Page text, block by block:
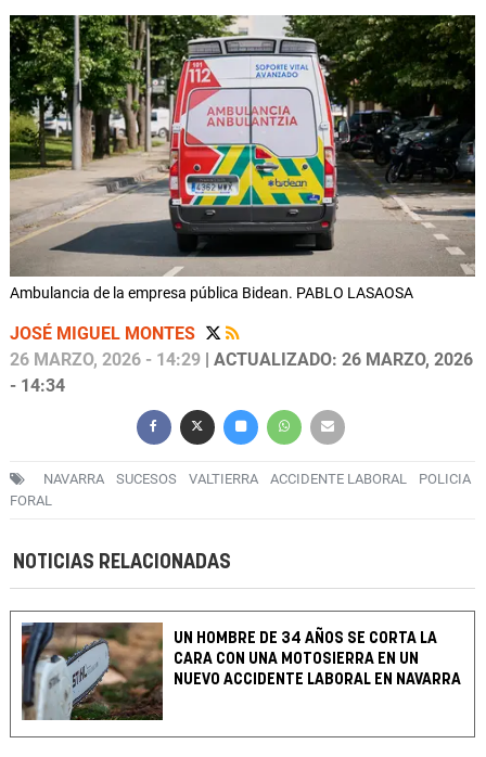
Ambulancia de la empresa pública Bidean. PABLO LASAOSA
JOSÉ MIGUEL MONTES
26 MARZO, 2026 - 14:29 | ACTUALIZADO: 26 MARZO, 2026
- 14:34
NAVARRA SUCESOS VALTIERRA ACCIDENTE LABORAL
POLICIA
FORAL
NOTICIAS RELACIONADAS
UN HOMBRE DE 34 AÑOS SE CORTA LA
CARA CON UNA MOTOSIERRA EN UN
NUEVO ACCIDENTE LABORAL EN NAVARRA